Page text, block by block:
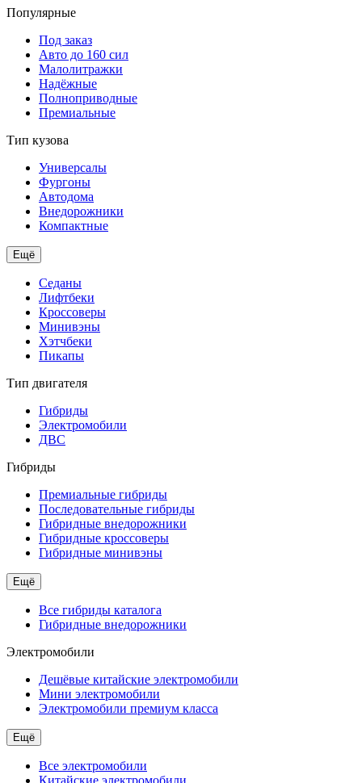
Популярные
Под заказ
Авто до 160 сил
Малолитражки
Надёжные
Полноприводные
Премиальные
Тип кузова
Универсалы
Фургоны
Автодома
Внедорожники
Компактные
Ещё
Седаны
Лифтбеки
Кроссоверы
Минивэны
Хэтчбеки
Пикапы
Тип двигателя
Гибриды
Электромобили
ДВС
Гибриды
Премиальные гибриды
Последовательные гибриды
Гибридные внедорожники
Гибридные кроссоверы
Гибридные минивэны
Ещё
Все гибриды каталога
Гибридные внедорожники
Электромобили
Дешёвые китайские электромобили
Мини электромобили
Электромобили премиум класса
Ещё
Все электромобили
Китайские электромобили